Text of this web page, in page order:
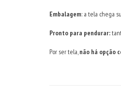
Embalagem: a tela chega
Pronto para pendurar:
Por ser tela,não há opção